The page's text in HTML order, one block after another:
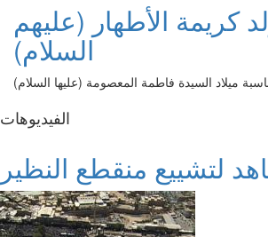
كريمة الأطهار (عليهم
السلام)
ميلاد السيدة فاطمة المعصومة (عليها السلام)
الفیدیوهات
لتشييع منقطع النظير